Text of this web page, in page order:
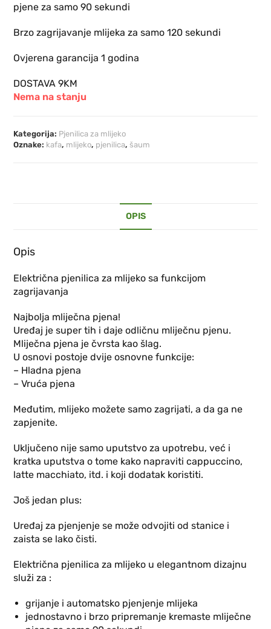
pjene za samo 90 sekundi
Brzo zagrijavanje mlijeka za samo 120 sekundi
Ovjerena garancija 1 godina
DOSTAVA 9KM
Nema na stanju
Kategorija: Pjenilica za mlijeko
Oznake: kafa, mlijeko, pjenilica, šaum
OPIS
Opis
Električna pjenilica za mlijeko sa funkcijom
zagrijavanja
Najbolja mliječna pjena!
Uređaj je super tih i daje odličnu mliječnu pjenu.
Mliječna pjena je čvrsta kao šlag.
U osnovi postoje dvije osnovne funkcije:
– Hladna pjena
– Vruća pjena
Međutim, mlijeko možete samo zagrijati, a da ga ne
zapjenite.
Uključeno nije samo uputstvo za upotrebu, već i
kratka uputstva o tome kako napraviti cappuccino,
latte macchiato, itd. i koji dodatak koristiti.
Još jedan plus:
Uređaj za pjenjenje se može odvojiti od stanice i
zaista se lako čisti.
Električna pjenilica za mlijeko u elegantnom dizajnu
služi za :
grijanje i automatsko pjenjenje mlijeka
jednostavno i brzo pripremanje kremaste mliječne